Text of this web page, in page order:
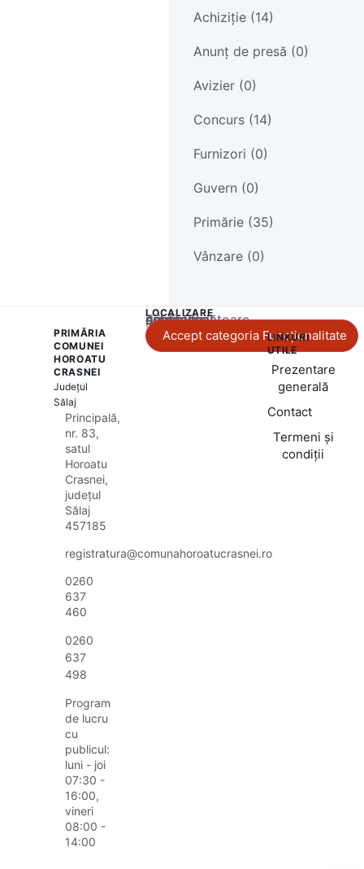
Achiziție (14)
Anunț de presă (0)
Avizier (0)
Concurs (14)
Furnizori (0)
Guvern (0)
Primărie (35)
Vânzare (0)
PRIMĂRIA
COMUNEI
HOROATU
CRASNEI
Județul
Sălaj
Principală,
nr. 83,
satul
Horoatu
Crasnei,
județul
Sălaj
457185
registratura@comunahoroatucrasnei.ro
0260
637
460
0260
637
498
Program
de lucru
cu
publicul:
luni - joi
07:30 -
16:00,
vineri
08:00 -
14:00
LOCALIZARE
Acest conținut este blocat până când acceptați categoria corespunzătoare de cookie-uri.
Accept categoria Funcționalitate
LINKURI
UTILE
Prezentare
generală
Contact
Termeni și
condiții